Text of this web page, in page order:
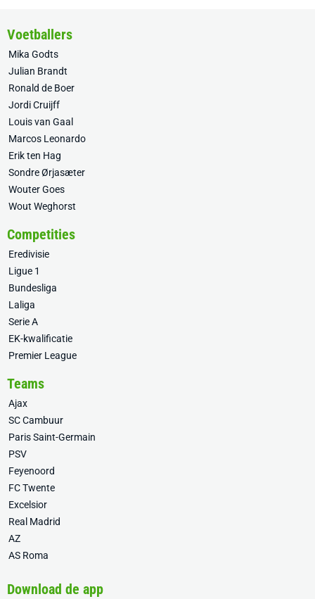
Voetballers
Mika Godts
Julian Brandt
Ronald de Boer
Jordi Cruijff
Louis van Gaal
Marcos Leonardo
Erik ten Hag
Sondre Ørjasæter
Wouter Goes
Wout Weghorst
Competities
Eredivisie
Ligue 1
Bundesliga
Laliga
Serie A
EK-kwalificatie
Premier League
Teams
Ajax
SC Cambuur
Paris Saint-Germain
PSV
Feyenoord
FC Twente
Excelsior
Real Madrid
AZ
AS Roma
Download de app